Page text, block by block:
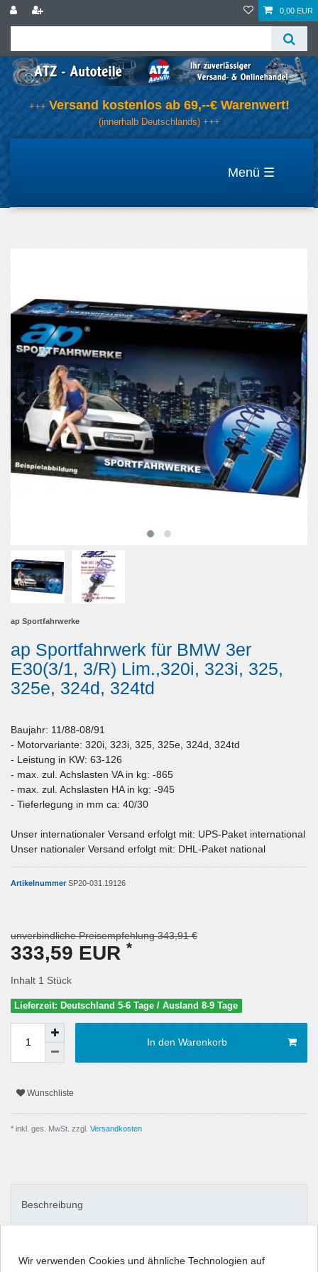
0,00 EUR
+++ Versand kostenlos ab 69,--€ Warenwert!
(innerhalb Deutschlands) +++
☰
ap Sportfahrwerke
ap Sportfahrwerk für BMW 3er
E30(3/1, 3/R) Lim.,320i, 323i, 325,
325e, 324d, 324td
Baujahr: 11/88-08/91
- Motorvariante: 320i, 323i, 325, 325e, 324d, 324td
- Leistung in KW: 63-126
- max. zul. Achslasten VA in kg: -865
- max. zul. Achslasten HA in kg: -945
- Tieferlegung in mm ca: 40/30
Unser internationaler Versand erfolgt mit: UPS-Paket international
Unser nationaler Versand erfolgt mit: DHL-Paket national
ArtikelnummerSP20-031.19126
unverbindliche Preisempfehlung 343,91 €
333,59 EUR *
Inhalt 1 Stück
Lieferzeit: Deutschland 5-6 Tage / Ausland 8-9 Tage
In den Warenkorb
Wunschliste
* inkl. ges. MwSt. zzgl. Versandkosten
Beschreibung
Wir verwenden Cookies und ähnliche Technologien auf